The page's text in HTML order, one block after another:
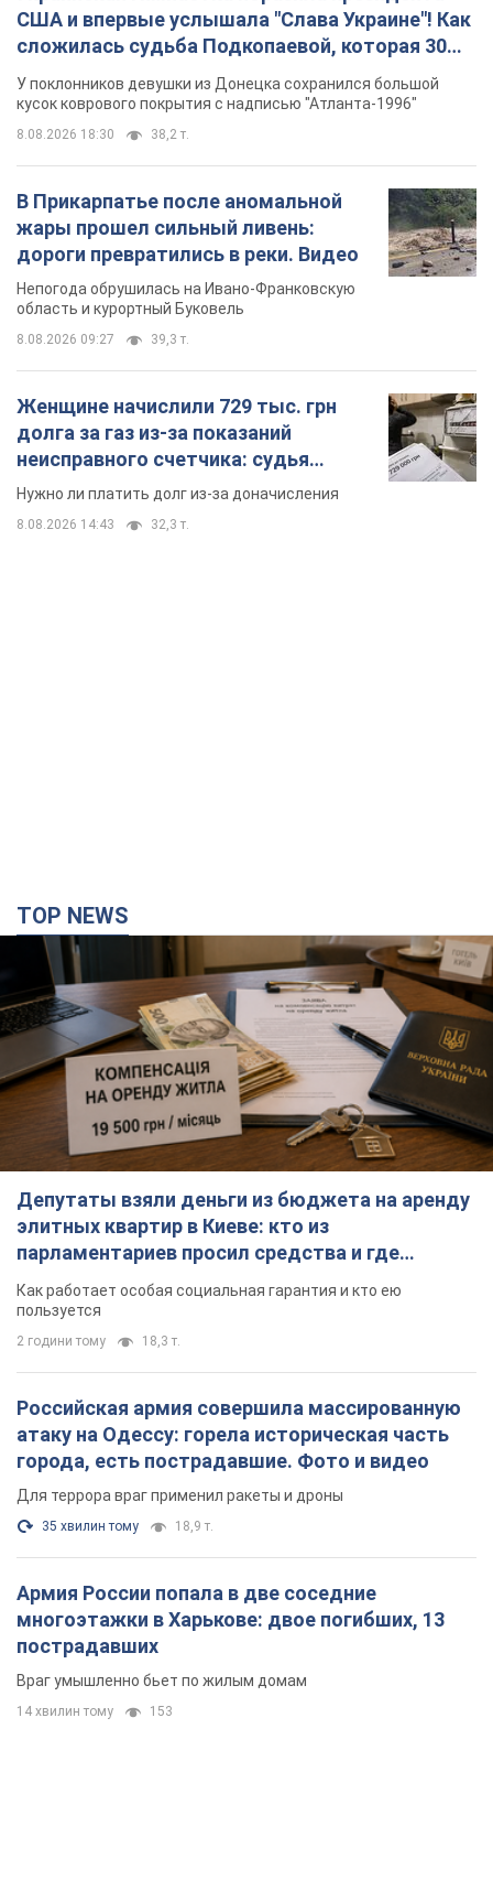
39,3 т.
Женщине начислили 729 тыс. грн
долга за газ из-за показаний
элитных квартир в Киеве: кто из
парламентариев просил средства и где
поселился
Как работает особая социальная гарантия и кто ею
пользуется
2 години тому 18,3 т.
Российская армия совершила массированную
атаку на Одессу: горела историческая часть
города, есть пострадавшие. Фото и видео
Для террора враг применил ракеты и дроны
35 хвилин тому 18,9 т.
Армия России попала в две соседние
многоэтажки в Харькове: двое погибших, 13
пострадавших
Враг умышленно бьет по жилым домам
14 хвилин тому 153